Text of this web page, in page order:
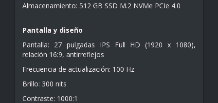
Almacenamiento: 512 GB SSD M.2 NVMe PCIe 4.0
Pantalla y diseño
Pantalla: 27 pulgadas IPS Full HD (1920 x 1080),
relación 16:9, antirreflejos
Frecuencia de actualización: 100 Hz
Brillo: 300 nits
Contraste: 1000:1